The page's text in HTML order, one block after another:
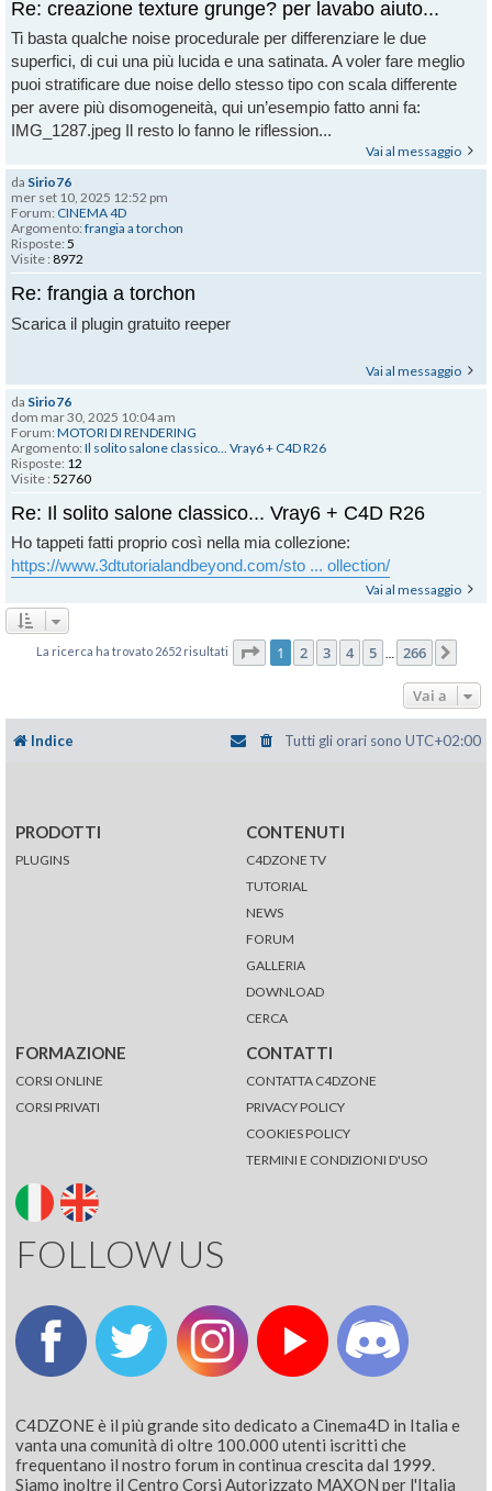
Re: creazione texture grunge? per lavabo aiuto...
Ti basta qualche noise procedurale per differenziare le due
superfici, di cui una più lucida e una satinata. A voler fare meglio
puoi stratificare due noise dello stesso tipo con scala differente
per avere più disomogeneità, qui un’esempio fatto anni fa:
IMG_1287.jpeg Il resto lo fanno le riflession...
Vai al messaggio
da Sirio76
mer set 10, 2025 12:52 pm
Forum: CINEMA 4D
Argomento: frangia a torchon
Risposte: 5
Visite : 8972
Re: frangia a torchon
Scarica il plugin gratuito reeper
Vai al messaggio
da Sirio76
dom mar 30, 2025 10:04 am
Forum: MOTORI DI RENDERING
Argomento: Il solito salone classico... Vray6 + C4D R26
Risposte: 12
Visite : 52760
Re: Il solito salone classico... Vray6 + C4D R26
Ho tappeti fatti proprio così nella mia collezione:
https://www.3dtutorialandbeyond.com/sto ... ollection/
Vai al messaggio
La ricerca ha trovato 2652 risultati Pagina di 266
1 2 3 4 5 266
Vai a
Indice Tutti gli orari sono UTC+02:00
PRODOTTI
PLUGINS
CONTENUTI
C4DZONE TV
TUTORIAL
NEWS
FORUM
GALLERIA
DOWNLOAD
CERCA
FORMAZIONE
CORSI ONLINE
CORSI PRIVATI
CONTATTI
CONTATTA C4DZONE
PRIVACY POLICY
COOKIES POLICY
TERMINI E CONDIZIONI D'USO
FOLLOW US
C4DZONE è il più grande sito dedicato a Cinema4D in Italia e
vanta una comunità di oltre 100.000 utenti iscritti che
frequentano il nostro forum in continua crescita dal 1999.
Siamo inoltre il Centro Corsi Autorizzato MAXON per l'Italia